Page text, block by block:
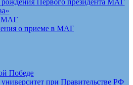
о приеме в МАГ
Победе
при Правительстве РФ